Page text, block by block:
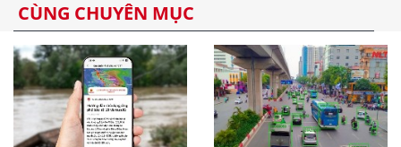
CÙNG CHUYÊN MỤC